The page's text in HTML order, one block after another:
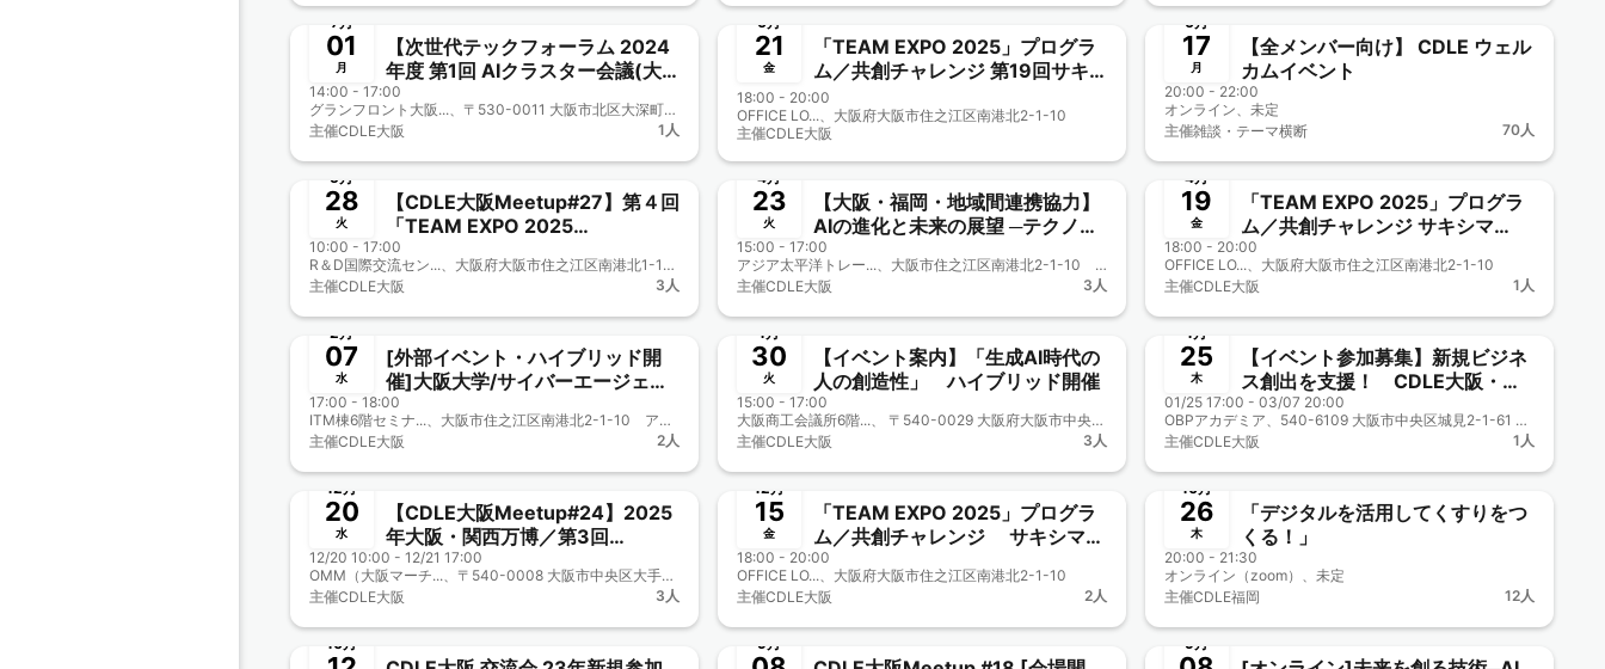
7月
01
月
【次世代テックフォーラム 2024
年度 第1回 AIクラスター会議(大
阪商工会議所主催) 兼CDLE大阪
Meetup#29】
14:00 - 17:00
グランフロント大阪...、〒530-0011 大阪市北区大深町3-1 グランフロント大阪 北館 B2F https://www.congre-cc.jp/access/
主催CDLE大阪 1人
6月
21
金
「TEAM EXPO 2025」プログラ
ム／共創チャレンジ 第19回サキ
シマmeets！に参加しよう
【CDLE大阪Meetup#28】
18:00 - 20:00
OFFICE LO...、大阪府大阪市住之江区南港北2-1-10
主催CDLE大阪
6月
17
月
【全メンバー向け】 CDLE ウェル
カムイベント
20:00 - 22:00
オンライン、未定
主催雑談・テーマ横断 70人
5月
28
火
【CDLE大阪Meetup#27】第４回
「TEAM EXPO 2025
MEETING」ブース出展！
10:00 - 17:00
R＆D国際交流セン...、大阪府大阪市住之江区南港北1-12-75 R＆D国際交流センターA棟 2階
主催CDLE大阪 3人
終了
4月
23
火
【大阪・福岡・地域間連携協力】
AIの進化と未来の展望 ─テクノロ
ジーがもたらす社会への変革─
【CDLE大阪Meetup#26】
15:00 - 17:00
アジア太平洋トレー...、大阪市住之江区南港北2-1-10 アジア太平洋トレードセンター（ATC）内 ITM棟6階
主催CDLE大阪 3人
4月
19
金
「TEAM EXPO 2025」プログラ
ム／共創チャレンジ サキシマ
meets！に参加しよう【CDLE大
阪Meetup#25】
18:00 - 20:00
OFFICE LO...、大阪府大阪市住之江区南港北2-1-10
主催CDLE大阪 1人
2月
07
水
[外部イベント・ハイブリッド開
催]大阪大学/サイバーエージェン
ト AI Lab 馬場 惇 氏〜AIの進化か
ら考える、人とロボットの共生に
ついて〜
17:00 - 18:00
ITM棟6階セミナ...、大阪市住之江区南港北2-1-10 アジア太平洋トレードセンター（ATC）内 ITM棟6階
主催CDLE大阪 2人
1月
30
火
【イベント案内】「生成AI時代の
人の創造性」 ハイブリッド開催
15:00 - 17:00
大阪商工会議所6階...、 〒540-0029 大阪府大阪市中央区本町橋２−８
主催CDLE大阪 3人
1月
25
木
【イベント参加募集】新規ビジネ
ス創出を支援！ CDLE大阪・福
岡 公益事業にタイアップ
01/25 17:00 - 03/07 20:00
OBPアカデミア、540-6109 大阪市中央区城見2-1-61 ツイン21 MIDタワー9階
主催CDLE大阪 1人
12月
20
水
【CDLE大阪Meetup#24】2025
年大阪・関西万博／第3回
「TEAM EXPO2025Meeting」
CDLE大阪ブース出展＆ステージ
プレゼン！
12/20 10:00 - 12/21 17:00
OMM（大阪マーチ...、〒540-0008 大阪市中央区大手前1-7-31
主催CDLE大阪 3人
12月
15
金
「TEAM EXPO 2025」プログラ
ム／共創チャレンジ サキシマ
meets！に参加しよう 【CDLE
大阪Meetup#23】
18:00 - 20:00
OFFICE LO...、大阪府大阪市住之江区南港北2-1-10
主催CDLE大阪 2人
10月
26
木
「デジタルを活用してくすりをつ
くる！」
20:00 - 21:30
オンライン（zoom）、未定
主催CDLE福岡 12人
10月 9月 9月